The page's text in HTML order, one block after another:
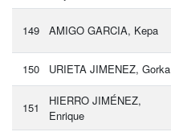
149 AMIGO GARCIA, Kepa
150 URIETA JIMENEZ, Gorka
151
HIERRO JIMÉNEZ,
Enrique